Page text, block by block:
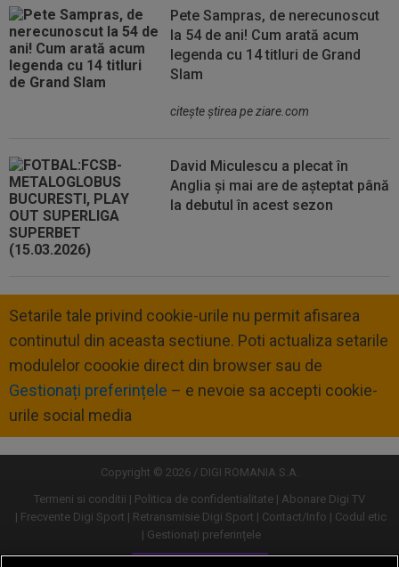
Pete Sampras, de nerecunoscut
la 54 de ani! Cum arată acum
legenda cu 14 titluri de Grand
Slam
citeşte ştirea pe ziare.com
David Miculescu a plecat în
Anglia și mai are de așteptat până
la debutul în acest sezon
Setarile tale privind cookie-urile nu permit afisarea
continutul din aceasta sectiune. Poti actualiza setarile
modulelor coookie direct din browser sau de
Gestionați preferințele – e nevoie sa accepti cookie-
urile social media
Copyright © 2026 / DIGI ROMANIA S.A.
Termeni si conditii
Politica de confidentialitate
Abonare Digi TV
Frecvente Digi Sport
Retransmisie Digi Sport Contact/Info
Codul etic
Gestionați preferințele